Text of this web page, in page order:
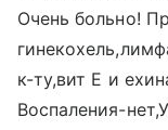
Очень больно!
к-ту,вит Е и
Воспаления-